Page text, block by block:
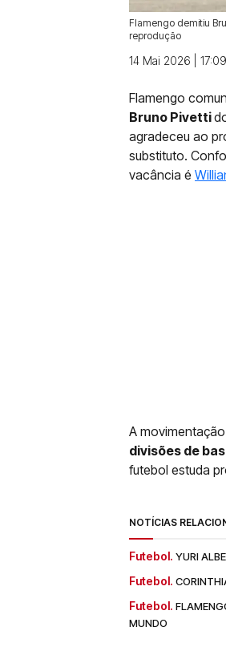
Flamengo demitiu
reprodução
14 Mai 2026 | 17:09 |
Flamengo
Bruno Pivetti
agradeceu ao
substituto.
vacância é
A
divisões de
futebol estuda
NOTÍCIAS
Futebol. YURI
Futebol.
Futebol.
MUNDO